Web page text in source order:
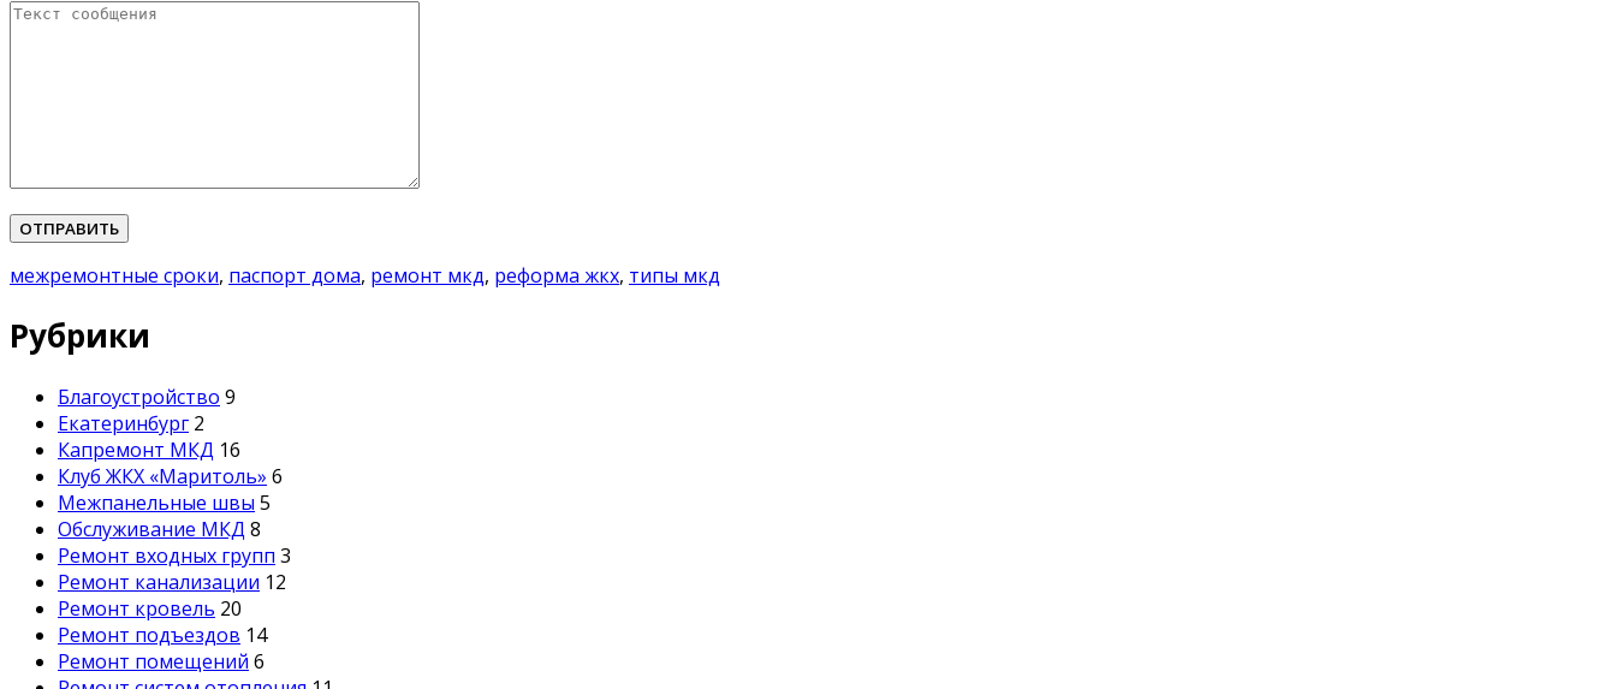
Please leave this field empty.
межремонтные сроки, паспорт дома, ремонт мкд, реформа жкх, типы мкд
Рубрики
Благоустройство 9
Екатеринбург 2
Капремонт МКД 16
Клуб ЖКХ «Маритоль» 6
Межпанельные швы 5
Обслуживание МКД 8
Ремонт входных групп 3
Ремонт канализации 12
Ремонт кровель 20
Ремонт подъездов 14
Ремонт помещений 6